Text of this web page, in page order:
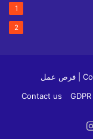
1
2
Contact us